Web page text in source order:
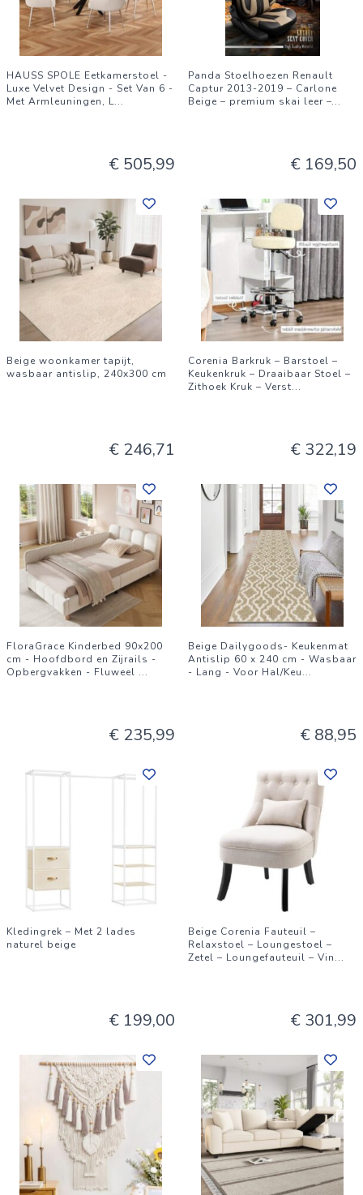
HAUSS SPOLE Eetkamerstoel -
Luxe Velvet Design - Set Van 6 -
Met Armleuningen, L...
€ 505,99
Panda Stoelhoezen Renault
Captur 2013-2019 – Carlone
Beige – premium skai leer –...
€ 169,50
Beige woonkamer tapijt,
wasbaar antislip, 240x300 cm
€ 246,71
Corenia Barkruk – Barstoel –
Keukenkruk – Draaibaar Stoel –
Zithoek Kruk – Verst...
€ 322,19
FloraGrace Kinderbed 90x200
cm - Hoofdbord en Zijrails -
Opbergvakken - Fluweel ...
€ 235,99
Beige Dailygoods- Keukenmat
Antislip 60 x 240 cm - Wasbaar
- Lang - Voor Hal/Keu...
€ 88,95
Kledingrek – Met 2 lades
naturel beige
€ 199,00
Beige Corenia Fauteuil –
Relaxstoel – Loungestoel –
Zetel – Loungefauteuil – Vin...
€ 301,99